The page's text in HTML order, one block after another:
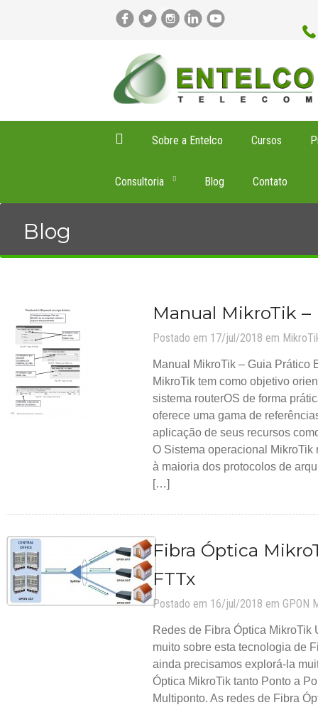
Sobre a Entelco Cursos
Consultoria Blog Contato
Blog
Manual MikroTik –
Postado em 17/jul/2018 em
Manual MikroTik – Guia Prático
MikroTik tem como objetivo
sistema routerOS de forma
oferece uma gama de
aplicação de seus recursos
O Sistema operacional MikroTik
à maioria dos protocolos de
[…]
Fibra Óptica
FTTx
Postado em 16/jul/2018 em GPON
Redes de Fibra Óptica MikroTik
muito sobre esta tecnologia de
ainda precisamos explorá-la
Óptica MikroTik tanto Ponto a
Multiponto. As redes de Fibra